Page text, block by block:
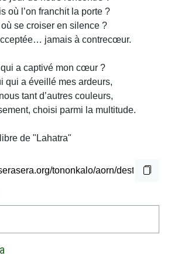
où l’on franchit la porte ?
se croiser en silence ?
jamais à contrecœur.
a captivé mon cœur ?
qui a éveillé mes ardeurs,
tant d’autres couleurs,
choisi parmi la multitude.
de "Lahatra"